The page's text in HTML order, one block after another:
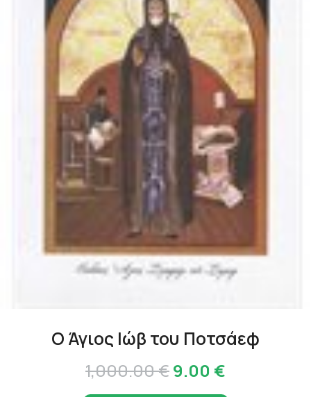
Ο Άγιος Ιώβ του Ποτσάεφ
1,000.00€Original
9.00 €